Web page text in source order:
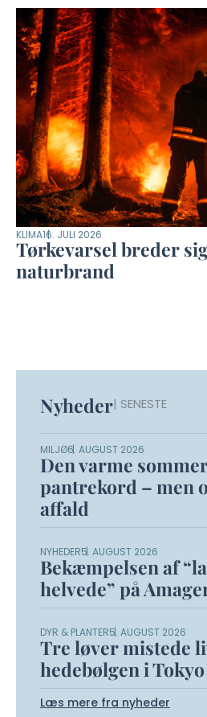
KLIMA16. JULI 2026
Tørkevarsel breder
naturbrand
Nyheder| SENESTE
MILJØ6. AUGUST 2026
Den varme
pantrekord – men
affald
NYHEDER5. AUGUST 2026
Bekæmpelsen af
helvede” på
DYR & PLANTER5. AUGUST 2026
Tre løver mistede
hedebølgen i
Læs mere fra nyheder